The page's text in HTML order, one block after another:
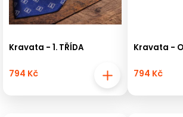
Kravata - 1. TŘÍDA
794 Kč
Kravata -
794 Kč